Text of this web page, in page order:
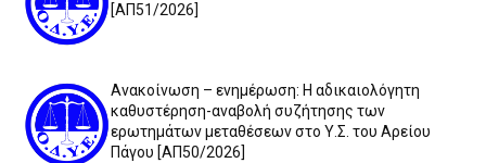
[ΑΠ51/2026]
Ανακοίνωση – ενημέρωση: Η αδικαιολόγητη
καθυστέρηση-αναβολή συζήτησης των
ερωτημάτων μεταθέσεων στο Υ.Σ. του Αρείου
Πάγου [ΑΠ50/2026]